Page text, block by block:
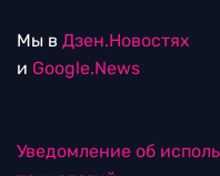
Мы в Дзен.Новостях
и Google.News
Уведомление об